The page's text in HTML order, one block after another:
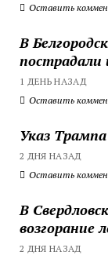
Оставить
В
пострадали
1 ДЕНЬ НАЗАД
Оставить
Указ
2 ДНЯ НАЗАД
Оставить
В
возгорание
2 ДНЯ НАЗАД